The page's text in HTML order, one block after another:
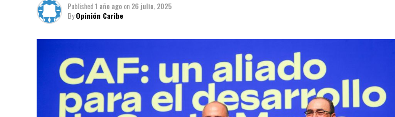
Published1 año ago on26 julio, 2025
ByOpinión Caribe